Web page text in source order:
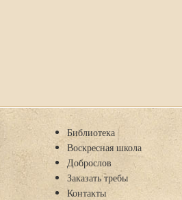
Библиотека
Воскресная школа
Доброслов
Заказать требы
Контакты